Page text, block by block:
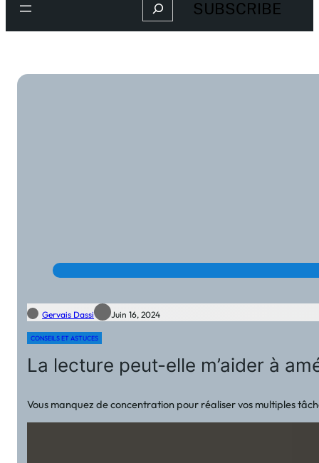
Search SUBSCRIBE
Gervais Dassi Juin 16, 2024
CONSEILS ET ASTUCES
La lecture peut-elle m’aider à
Vous manquez de concentration pour réaliser vos multiples